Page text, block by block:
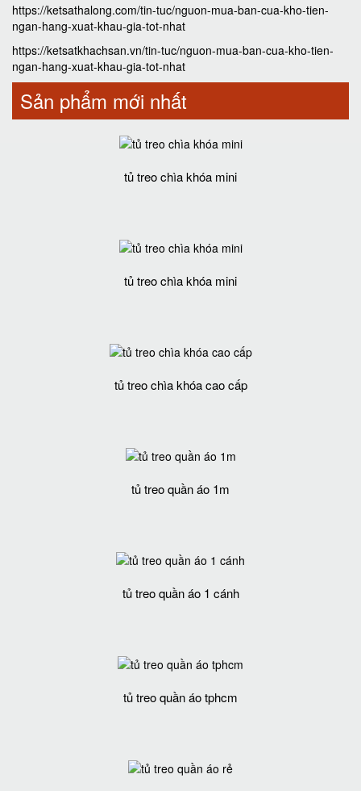
https://ketsathalong.com/tin-tuc/nguon-mua-ban-cua-kho-tien-
ngan-hang-xuat-khau-gia-tot-nhat
https://ketsatkhachsan.vn/tin-tuc/nguon-mua-ban-cua-kho-tien-
ngan-hang-xuat-khau-gia-tot-nhat
Sản phẩm mới nhất
tủ treo chìa khóa mini
tủ treo chìa khóa mini
tủ treo chìa khóa cao cấp
tủ treo quần áo 1m
tủ treo quần áo 1 cánh
tủ treo quần áo tphcm